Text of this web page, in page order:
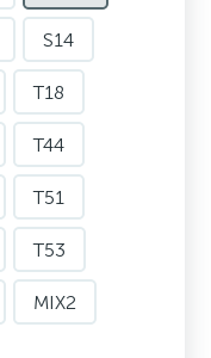
S14
T18
T44
T51
T53
MIX2